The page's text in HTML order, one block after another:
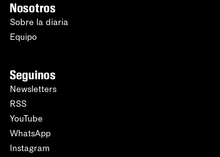
Nosotros
Sobre la diaria
Equipo
Seguinos
Newsletters
RSS
YouTube
WhatsApp
Instagram